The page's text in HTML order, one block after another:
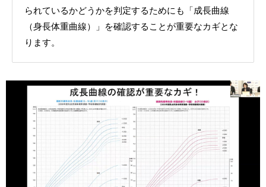
られているかどうかを判定するためにも「成長曲線
（身長体重曲線）」を確認することが重要なカギとな
ります。